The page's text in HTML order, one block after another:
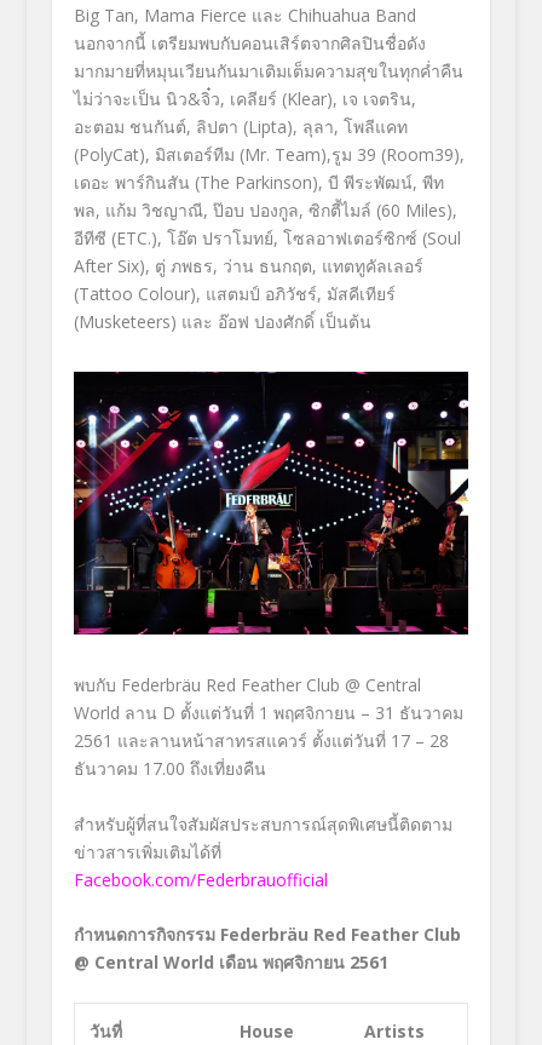
Big Tan, Mama Fierce และ Chihuahua Band
นอกจากนี้ เตรียมพบกับคอนเสิร์ตจากศิลปินชื่อดัง
มากมายที่หมุนเวียนกันมาเติมเต็มความสุขในทุกค่ำคืน
ไม่ว่าจะเป็น นิว&จิ๋ว, เคลียร์ (Klear), เจ เจตริน,
อะตอม ชนกันต์, ลิปตา (Lipta), ลุลา, โพลีแคท
(PolyCat), มิสเตอร์ทีม (Mr. Team),รูม 39 (Room39),
เดอะ พาร์กินสัน (The Parkinson), บี พีระพัฒน์, พีท
พล, แก้ม วิชญาณี, ป๊อบ ปองกูล, ซิกตี้ไมล์ (60 Miles),
อีทีซี (ETC.), โอ๊ต ปราโมทย์, โซลอาฟเตอร์ซิกซ์ (Soul
After Six), ตู่ ภพธร, ว่าน ธนกฤต, แทตทูคัลเลอร์
(Tattoo Colour), แสตมป์ อภิวัชร์, มัสคีเทียร์
(Musketeers) และ อ๊อฟ ปองศักดิ์ เป็นต้น
พบกับ Federbräu Red Feather Club @ Central
World ลาน D ตั้งแต่วันที่ 1 พฤศจิกายน – 31 ธันวาคม
2561 และลานหน้าสาทรสแควร์ ตั้งแต่วันที่ 17 – 28
ธันวาคม 17.00 ถึงเที่ยงคืน
สำหรับผู้ที่สนใจสัมผัสประสบการณ์สุดพิเศษนี้ติดตาม
ข่าวสารเพิ่มเติมได้ที่
Facebook.com/Federbrauofficial
กำหนดการกิจกรรม Federbräu Red Feather Club
@ Central World เดือน พฤศจิกายน 2561
วันที่
House
Artists